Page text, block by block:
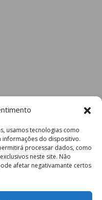
usamos tecnologias como
informações do dispositivo.
processar dados, como
neste site. Não
afetar negativamante certos